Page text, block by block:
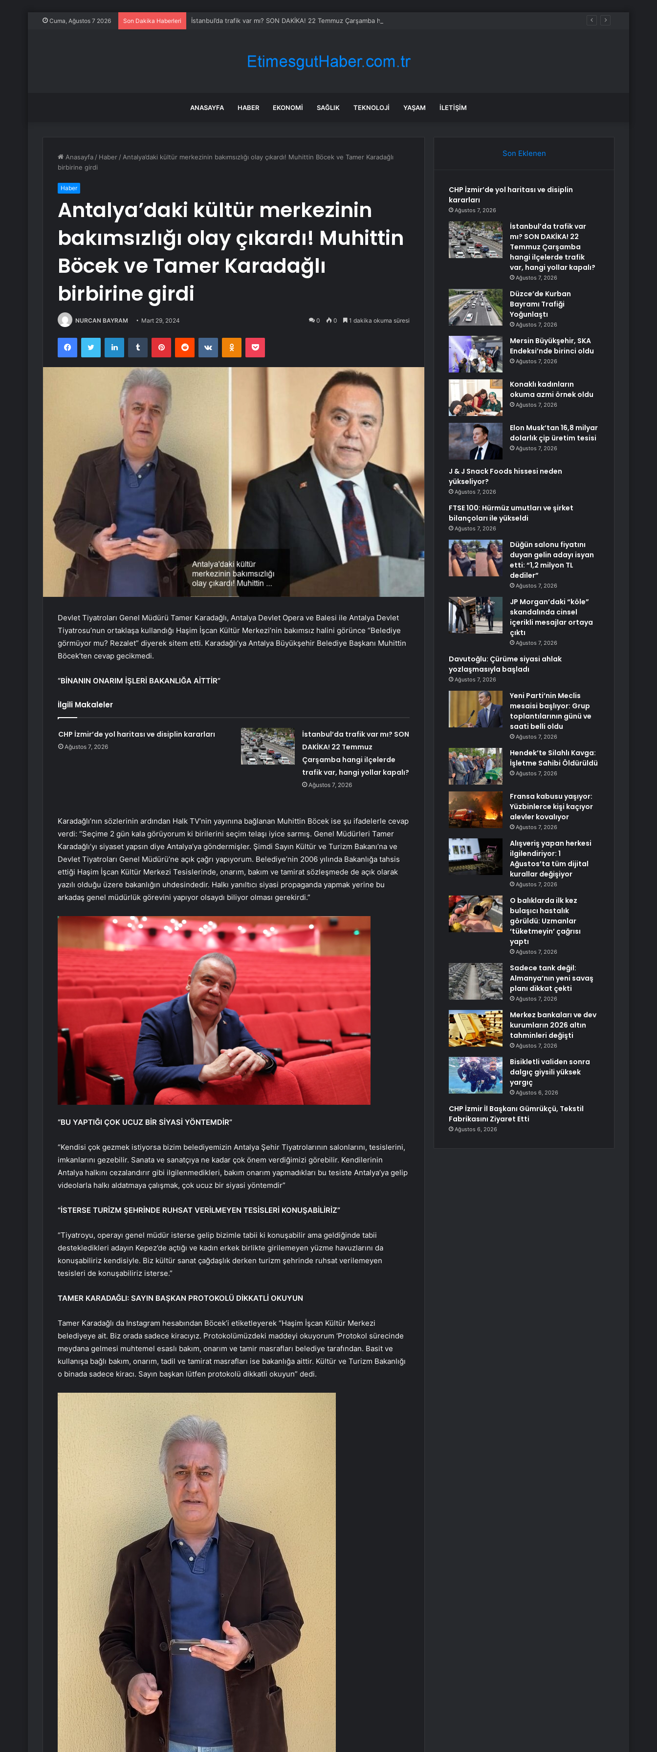
Cuma, Ağustos 7 2026 Son Dakika Haberleri İstanbul’da trafik var mı? SON DAKİKA! 22 Temmuz Çarşamba hangi ilçelerde trafik var, hangi yollar kapalı?
ANASAYFA HABER EKONOMI SAĞLIK TEKNOLOJI YAŞAM İLETIŞIM
Anasayfa / Haber / Antalya’daki kültür merkezinin bakımsızlığı olay çıkardı! Muhittin Böcek ve Tamer Karadağlı
birbirine girdi
Haber
Antalya’daki kültür merkezinin
bakımsızlığı olay çıkardı! Muhittin
Böcek ve Tamer Karadağlı
birbirine girdi
NURCAN BAYRAM Mart 29, 2024 0 0 1 dakika okuma süresi
FacebookTwitter LinkedInTumblr PinterestReddit VKontakteOdnoklassniki
Pocket
Devlet Tiyatroları Genel Müdürü Tamer Karadağlı, Antalya Devlet Opera ve Balesi ile Antalya Devlet
Tiyatrosu’nun ortaklaşa kullandığı Haşim İşcan Kültür Merkezi’nin bakımsız halini görünce “Belediye
görmüyor mu? Rezalet” diyerek sitem etti. Karadağlı’ya Antalya Büyükşehir Belediye Başkanı Muhittin
Böcek’ten cevap gecikmedi.
“BİNANIN ONARIM İŞLERİ BAKANLIĞA AİTTİR”
İlgili Makaleler
CHP İzmir’de yol haritası ve disiplin kararları
Ağustos 7, 2026
İstanbul’da trafik var mı? SON
DAKİKA! 22 Temmuz
Çarşamba hangi ilçelerde
trafik var, hangi yollar kapalı?
Ağustos 7, 2026
Karadağlı’nın sözlerinin ardından Halk TV’nin yayınına bağlanan Muhittin Böcek ise şu ifadelerle cevap
verdi: “Seçime 2 gün kala görüyorum ki birilerini seçim telaşı iyice sarmış. Genel Müdürleri Tamer
Karadağlı’yı siyaset yapsın diye Antalya’ya göndermişler. Şimdi Sayın Kültür ve Turizm Bakanı’na ve
Devlet Tiyatroları Genel Müdürü’ne açık çağrı yapıyorum. Belediye’nin 2006 yılında Bakanlığa tahsis
ettiği Haşim İşcan Kültür Merkezi Tesislerinde, onarım, bakım ve tamirat sözleşmede de açık olarak
yazılı olduğu üzere bakanlığın uhdesindedir. Halkı yanıltıcı siyasi propaganda yapmak yerine bu
arkadaş genel müdürlük görevini yapıyor olsaydı biliyor olması gerekirdi.”
“BU YAPTIĞI ÇOK UCUZ BİR SİYASİ YÖNTEMDİR”
“Kendisi çok gezmek istiyorsa bizim belediyemizin Antalya Şehir Tiyatrolarının salonlarını, tesislerini,
imkanlarını gezebilir. Sanata ve sanatçıya ne kadar çok önem verdiğimizi görebilir. Kendilerinin
Antalya halkını cezalandırır gibi ilgilenmedikleri, bakım onarım yapmadıkları bu tesiste Antalya’ya gelip
videolarla halkı aldatmaya çalışmak, çok ucuz bir siyasi yöntemdir”
“İSTERSE TURİZM ŞEHRİNDE RUHSAT VERİLMEYEN TESİSLERİ KONUŞABİLİRİZ”
“Tiyatroyu, operayı genel müdür isterse gelip bizimle tabii ki konuşabilir ama geldiğinde tabii
destekledikleri adayın Kepez’de açtığı ve kadın erkek birlikte girilemeyen yüzme havuzlarını da
konuşabiliriz kendisiyle. Biz kültür sanat çağdaşlık derken turizm şehrinde ruhsat verilemeyen
tesisleri de konuşabiliriz isterse.”
TAMER KARADAĞLI: SAYIN BAŞKAN PROTOKOLÜ DİKKATLİ OKUYUN
Tamer Karadağlı da Instagram hesabından Böcek’i etiketleyerek “Haşim İşcan Kültür Merkezi
belediyeye ait. Biz orada sadece kiracıyız. Protokolümüzdeki maddeyi okuyorum ‘Protokol sürecinde
meydana gelmesi muhtemel esaslı bakım, onarım ve tamir masrafları belediye tarafından. Basit ve
kullanışa bağlı bakım, onarım, tadil ve tamirat masrafları ise bakanlığa aittir. Kültür ve Turizm Bakanlığı
o binada sadece kiracı. Sayın başkan lütfen protokolü dikkatli okuyun” dedi.
Son Eklenen
CHP İzmir’de yol haritası ve disiplin
kararları
Ağustos 7, 2026
İstanbul’da trafik var
mı? SON DAKİKA! 22
Temmuz Çarşamba
hangi ilçelerde trafik
var, hangi yollar kapalı?
Ağustos 7, 2026
Düzce’de Kurban
Bayramı Trafiği
Yoğunlaştı
Ağustos 7, 2026
Mersin Büyükşehir, SKA
Endeksi’nde birinci oldu
Ağustos 7, 2026
Konaklı kadınların
okuma azmi örnek oldu
Ağustos 7, 2026
Elon Musk’tan 16,8 milyar
dolarlık çip üretim tesisi
Ağustos 7, 2026
J & J Snack Foods hissesi neden
yükseliyor?
Ağustos 7, 2026
FTSE 100: Hürmüz umutları ve şirket
bilançoları ile yükseldi
Ağustos 7, 2026
Düğün salonu fiyatını
duyan gelin adayı isyan
etti: “1,2 milyon TL
dediler”
Ağustos 7, 2026
JP Morgan’daki “köle”
skandalında cinsel
içerikli mesajlar ortaya
çıktı
Ağustos 7, 2026
Davutoğlu: Çürüme siyasi ahlak
yozlaşmasıyla başladı
Ağustos 7, 2026
Yeni Parti’nin Meclis
mesaisi başlıyor: Grup
toplantılarının günü ve
saati belli oldu
Ağustos 7, 2026
Hendek’te Silahlı Kavga:
İşletme Sahibi Öldürüldü
Ağustos 7, 2026
Fransa kabusu yaşıyor:
Yüzbinlerce kişi kaçıyor
alevler kovalıyor
Ağustos 7, 2026
Alışveriş yapan herkesi
ilgilendiriyor: 1
Ağustos’ta tüm dijital
kurallar değişiyor
Ağustos 7, 2026
O balıklarda ilk kez
bulaşıcı hastalık
görüldü: Uzmanlar
‘tüketmeyin’ çağrısı
yaptı
Ağustos 7, 2026
Sadece tank değil:
Almanya’nın yeni savaş
planı dikkat çekti
Ağustos 7, 2026
Merkez bankaları ve dev
kurumların 2026 altın
tahminleri değişti
Ağustos 7, 2026
Bisikletli validen sonra
dalgıç giysili yüksek
yargıç
Ağustos 6, 2026
CHP İzmir İl Başkanı Gümrükçü, Tekstil
Fabrikasını Ziyaret Etti
Ağustos 6, 2026